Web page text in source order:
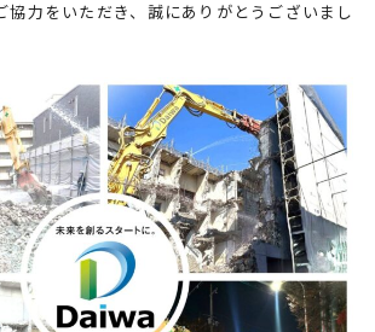
協力をいただき、誠にありがとうございまし